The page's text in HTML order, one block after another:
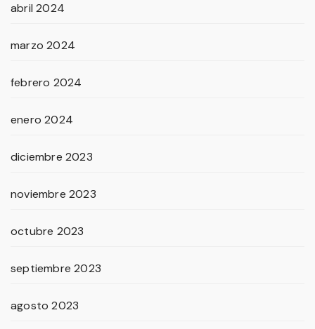
abril 2024
marzo 2024
febrero 2024
enero 2024
diciembre 2023
noviembre 2023
octubre 2023
septiembre 2023
agosto 2023